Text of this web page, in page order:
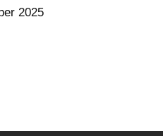
2025